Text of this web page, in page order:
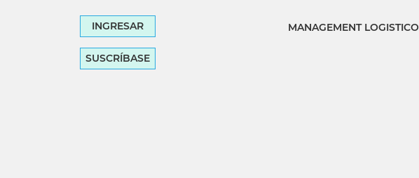
INGRESAR
SUSCRÍBASE
MANAGEMENT LOGISTICO